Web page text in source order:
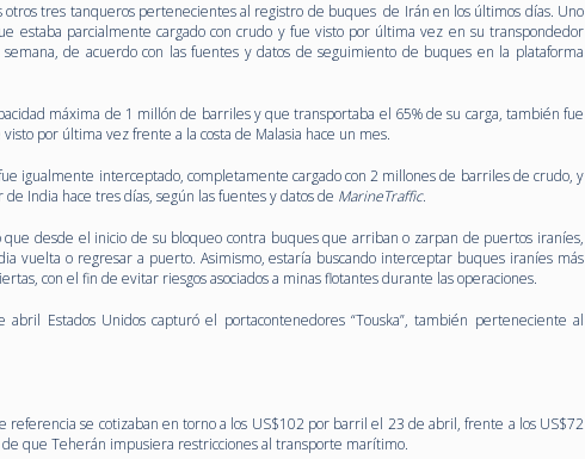
otros tres tanqueros pertenecientes al registro de buques de Irán en los últimos días. Uno
estaba parcialmente cargado con crudo y fue visto por última vez en su transpondedor
de acuerdo con las fuentes y datos de seguimiento de buques en la plataforma
máxima de 1 millón de barriles y que transportaba el 65% de su carga, también fue
por última vez frente a la costa de Malasia hace un mes.
fue igualmente interceptado, completamente cargado con 2 millones de barriles de crudo, y
India hace tres días, según las fuentes y datos de MarineTraffic.
que desde el inicio de su bloqueo contra buques que arriban o zarpan de puertos iraníes,
vuelta o regresar a puerto. Asimismo, estaría buscando interceptar buques iraníes más
con el fin de evitar riesgos asociados a minas flotantes durante las operaciones.
Estados Unidos capturó el portacontenedores “Touska”, también perteneciente al
referencia se cotizaban en torno a los US$102 por barril el 23 de abril, frente a los US$72
que Teherán impusiera restricciones al transporte marítimo.